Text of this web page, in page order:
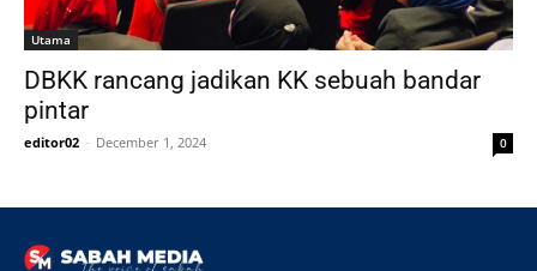
Utama
DBKK rancang jadikan KK sebuah bandar
pintar
editor02 - December 1, 2024 0